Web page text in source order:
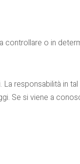
controllare o in
responsabilità in
Se si viene a